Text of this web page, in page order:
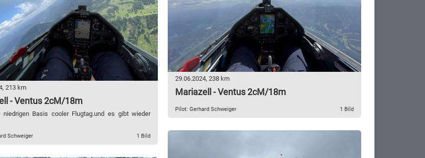
29.06.2024, 238 km
Mariazell - Ventus 2cM/18m
Pilot: Gerhard Schweiger 1 Bild
213 km
- Ventus 2cM/18m
niedrigen Basis cooler Flugtag.und es gibt wieder
Schweiger 1 Bild